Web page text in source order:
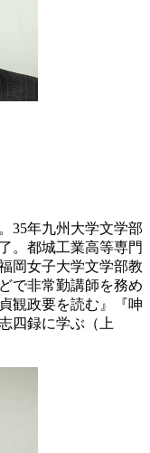
35年九州大学文学部
。都城工業高等専門
岡女子大学文学部教
で非常勤講師を務め
観政要を読む』『呻
四録に学ぶ（上